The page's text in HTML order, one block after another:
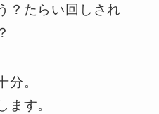
？たらい回しされ
分。
ます。